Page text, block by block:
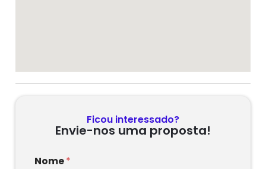
Ficou interessado?
Envie-nos uma proposta!
Nome*